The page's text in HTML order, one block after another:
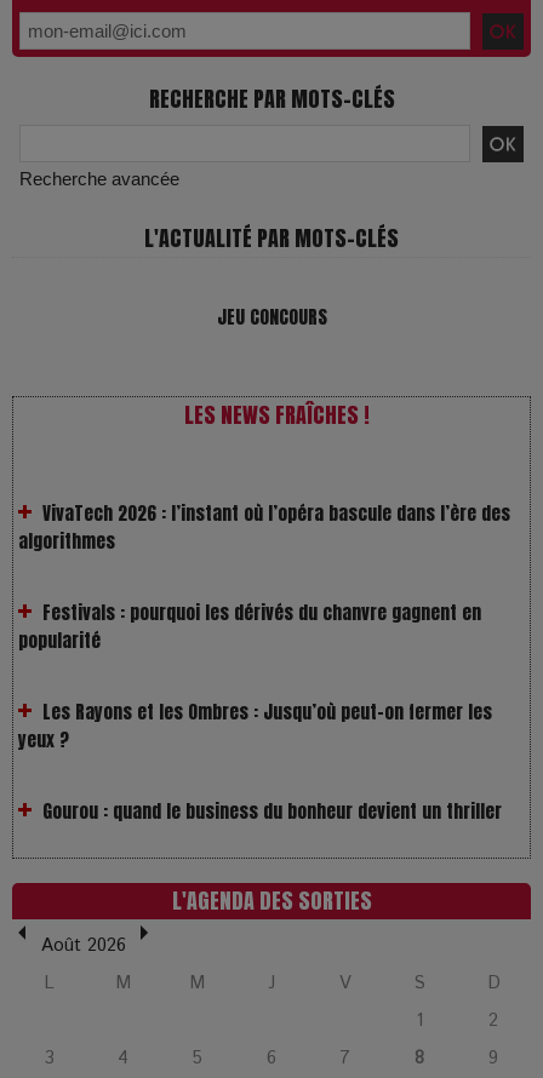
RECHERCHE PAR MOTS-CLÉS
Recherche avancée
L'ACTUALITÉ PAR MOTS-CLÉS
JEU CONCOURS
LES NEWS FRAÎCHES !
réseaux
L’Affaire Bojarski : entre faux billets et vraie tragédie
L’or blanc à la croisée des chemins : Rumilly interroge
l’avenir de la montagne française
L'AGENDA DES SORTIES
Août 2026
L
M M J V S
D
1
2
3
4 5 6 7 8
9